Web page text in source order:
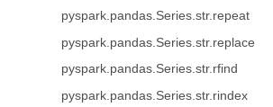
pyspark.pandas.Series.str.repeat
pyspark.pandas.Series.str.replace
pyspark.pandas.Series.str.rfind
pyspark.pandas.Series.str.rindex